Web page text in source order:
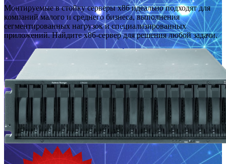
Монтируемые в стойку серверы x86 идеально подходят для
компаний малого и среднего бизнеса, выполнения
сегментированных нагрузок и специализированных
приложений. Найдите x86-сервер для решения любой задачи.